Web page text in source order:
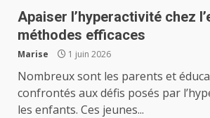
Apaiser l’hyperactivité chez
méthodes efficaces
Marise 1 juin 2026
Nombreux sont les parents et
confrontés aux défis posés par
les enfants. Ces jeunes...